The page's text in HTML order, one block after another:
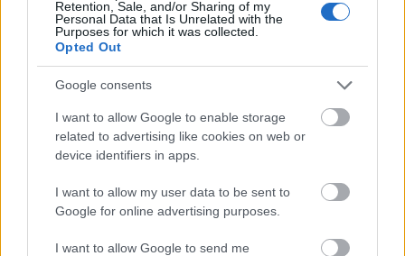
Retention, Sale, and/or Sharing of my
Personal Data that Is Unrelated with the
Purposes for which it was collected.
Opted Out
Google consents
I want to allow Google to enable storage
related to advertising like cookies on web or
device identifiers in apps.
I want to allow my user data to be sent to
Google for online advertising purposes.
I want to allow Google to send me
ig bezárólag kóstoltunk).
loading
13 éve
@akov: Én azt gondolom, hogy ebben az esetben
maga a termék nem jó, hibás. A hosszú idejű
szellőztetés ennek a hibának egyik lehetséges
eltüntetési módja (lehet). Olyan, mint az elsózott étel:
tehetsz bele krumplit, cukrot vagy bármit, amit
ismersz, ajánlanak. Az már nem lesz ugyanaz.